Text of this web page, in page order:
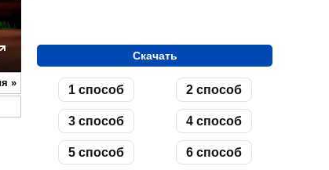
Enter
fullscreen
»
Скачать
1 способ 2 способ
3 способ 4 способ
5 способ 6 способ